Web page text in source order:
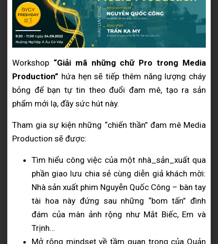
Workshop “Giải mã những chữ Pro trong Media
Production” hứa hẹn sẽ tiếp thêm năng lượng cháy
bỏng để bạn tự tin theo đuổi đam mê, tạo ra sản
phẩm mới lạ, đầy sức hút này.
Tham gia sự kiện những “chiến thần” đam mê Media
Production sẽ được:
Tìm hiểu công việc của một nhà_sản_xuất qua
phần giao lưu chia sẻ cùng diễn giả khách mời:
Nhà sản xuất phim Nguyễn Quốc Công – bàn tay
tài hoa này đứng sau những “bom tấn” đình
đám của màn ảnh rộng như Mắt Biếc, Em và
Trịnh…
Mở rộng mindset về tầm quan trọng của Quản